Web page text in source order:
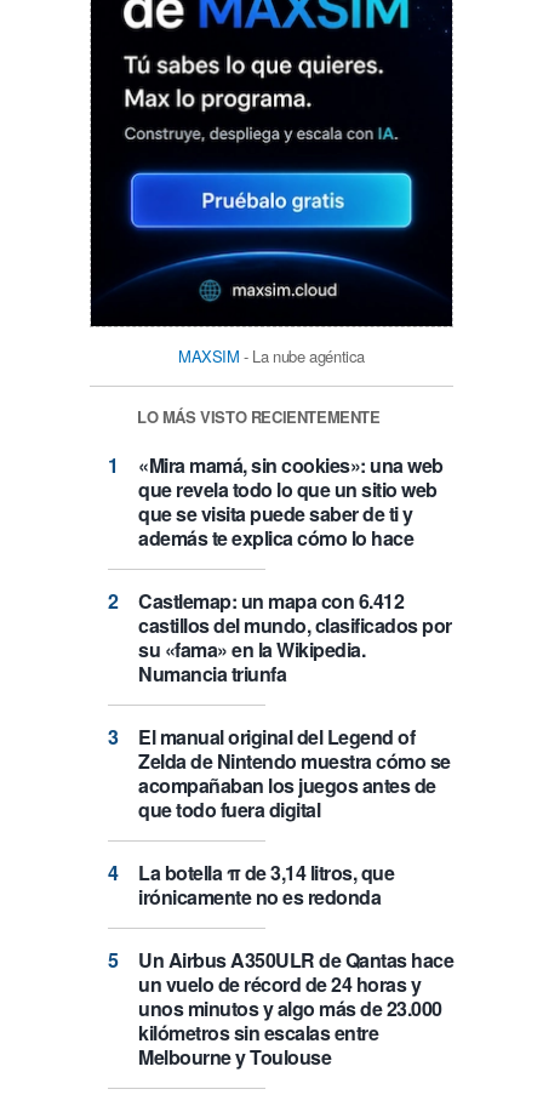
MAXSIM - La nube agéntica
LO MÁS VISTO RECIENTEMENTE
«Mira mamá, sin cookies»: una web
que revela todo lo que un sitio web
que se visita puede saber de ti y
además te explica cómo lo hace
Castlemap: un mapa con 6.412
castillos del mundo, clasificados por
su «fama» en la Wikipedia.
Numancia triunfa
El manual original del Legend of
Zelda de Nintendo muestra cómo se
acompañaban los juegos antes de
que todo fuera digital
La botella π de 3,14 litros, que
irónicamente no es redonda
Un Airbus A350ULR de Qantas hace
un vuelo de récord de 24 horas y
unos minutos y algo más de 23.000
kilómetros sin escalas entre
Melbourne y Toulouse